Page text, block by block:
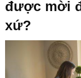
được mời
xứ?